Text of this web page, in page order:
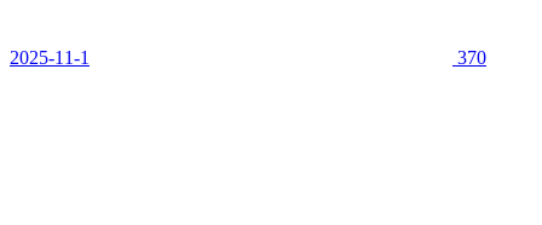
2025-11-1 370